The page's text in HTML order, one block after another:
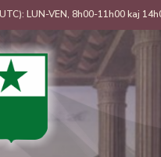
LUN-VEN, 8h00-11h00 kaj